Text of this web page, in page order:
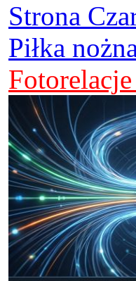
Strona
Piłka